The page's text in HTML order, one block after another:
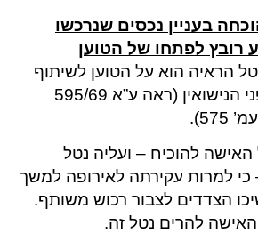
בעניין נכסים שנרכשו
רובץ לפתחו של הטוען
הראיה הוא על הטוען לשיתוף
על נכס שנרכש לפני הנישואין (ראה ע”א 595/69
האישה להוכיח – ועליה נטל
כי למרות עקירתה לאירופה למשך
הצדדים לצבור רכוש משותף.
האישה להרים נטל זה.